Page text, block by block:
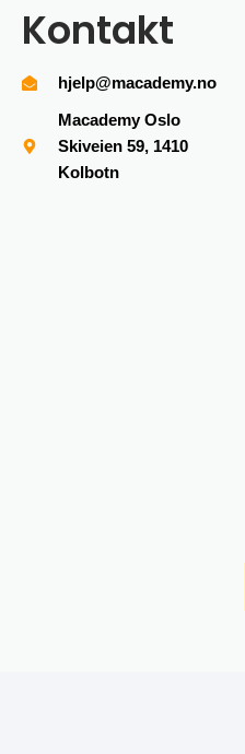
Kontakt
hjelp@macademy.no
Macademy Oslo
Skiveien 59, 1410
Kolbotn